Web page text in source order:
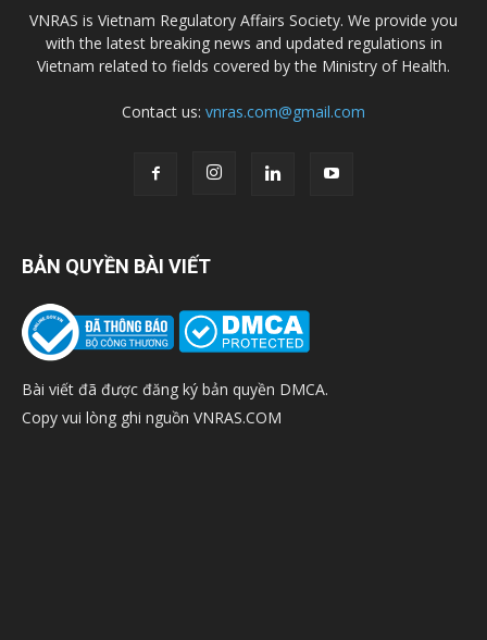
VNRAS is Vietnam Regulatory Affairs Society. We provide you
with the latest breaking news and updated regulations in
Vietnam related to fields covered by the Ministry of Health.
Contact us: vnras.com@gmail.com
BẢN QUYỀN BÀI VIẾT
Bài viết đã được đăng ký bản quyền DMCA.
Copy vui lòng ghi nguồn VNRAS.COM